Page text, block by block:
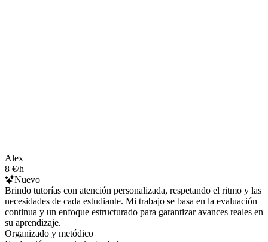
Alex
8 €/h
Nuevo
Brindo tutorías con atención personalizada, respetando el ritmo y las
necesidades de cada estudiante. Mi trabajo se basa en la evaluación
continua y un enfoque estructurado para garantizar avances reales en
su aprendizaje.
Organizado y metódico